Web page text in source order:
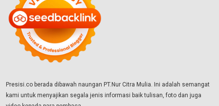
Presisi.co berada dibawah naungan PT.Nur Citra Mulia. Ini adalah semangat
kami untuk menyajikan segala jenis informasi baik tulisan, foto dan juga